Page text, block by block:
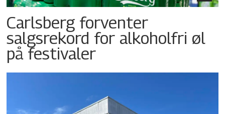
Carlsberg forventer
salgsrekord for alkoholfri øl
på festivaler